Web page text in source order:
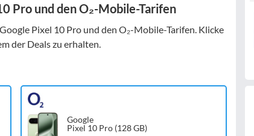
Pro und den O₂-Mobile-Tarifen
Pixel 10 Pro und den O₂-Mobile-Tarifen. Klicke
der Deals zu erhalten.
Google
Pixel 10 Pro (128 GB)